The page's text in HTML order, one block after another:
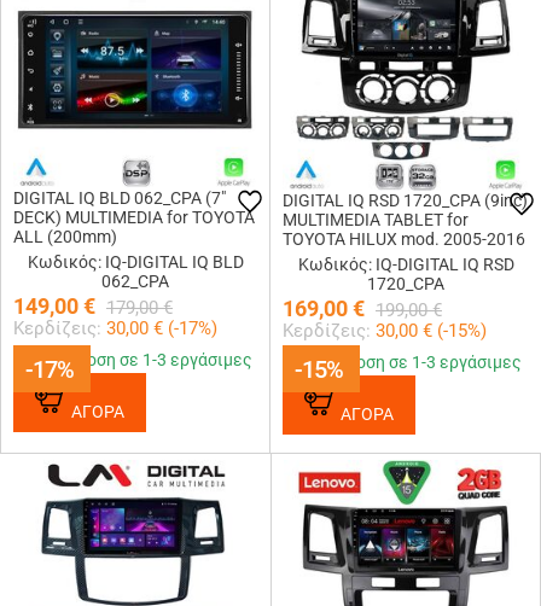
-17%
DIGITAL IQ BLD 062_CPA (7"
DECK) MULTIMEDIA for TOYOTA
ALL (200mm)
Κωδικός: IQ-DIGITAL IQ BLD
062_CPA
149,00€ 179,00 €
Κερδίζεις: 30,00 € (-17%)
-17%
Παράδοση σε 1-3 εργάσιμες
ΑΓΟΡΑ
-15%
DIGITAL IQ RSD 1720_CPA (9inc)
MULTIMEDIA TABLET for
TOYOTA HILUX mod. 2005-2016
Κωδικός: IQ-DIGITAL IQ RSD
1720_CPA
169,00€ 199,00 €
Κερδίζεις: 30,00 € (-15%)
-15%
Παράδοση σε 1-3 εργάσιμες
ΑΓΟΡΑ